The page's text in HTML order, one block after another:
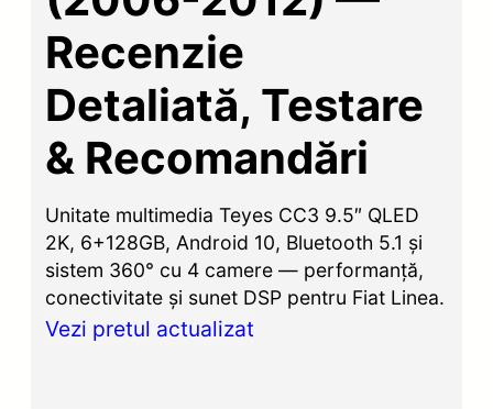
Recenzie
Detaliată, Testare
& Recomandări
Unitate multimedia Teyes CC3 9.5″ QLED
2K, 6+128GB, Android 10, Bluetooth 5.1 și
sistem 360° cu 4 camere — performanță,
conectivitate și sunet DSP pentru Fiat Linea.
Vezi pretul actualizat